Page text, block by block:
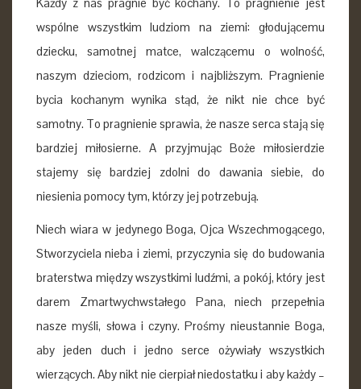
Każdy z nas pragnie być kochany. To pragnienie jest
wspólne wszystkim ludziom na ziemi: głodującemu
dziecku, samotnej matce, walczącemu o wolność,
naszym dzieciom, rodzicom i najbliższym. Pragnienie
bycia kochanym wynika stąd, że nikt nie chce być
samotny. To pragnienie sprawia, że nasze serca stają się
bardziej miłosierne. A przyjmując Boże miłosierdzie
stajemy się bardziej zdolni do dawania siebie, do
niesienia pomocy tym, którzy jej potrzebują.
Niech wiara w jedynego Boga, Ojca Wszechmogącego,
Stworzyciela nieba i ziemi, przyczynia się do budowania
braterstwa między wszystkimi ludźmi, a pokój, który jest
darem Zmartwychwstałego Pana, niech przepełnia
nasze myśli, słowa i czyny. Prośmy nieustannie Boga,
aby jeden duch i jedno serce ożywiały wszystkich
wierzących. Aby nikt nie cierpiał niedostatku i aby każdy –